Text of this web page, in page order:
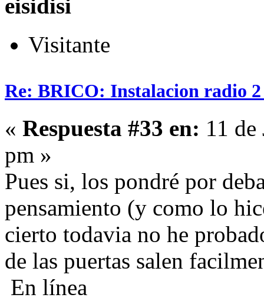
eisidisi
Visitante
Re: BRICO: Instalacion radio
« Respuesta #33 en: 11
pm »
Pues si, los pondré por
pensamiento (y como lo
cierto todavia no he
de las puertas salen
En línea